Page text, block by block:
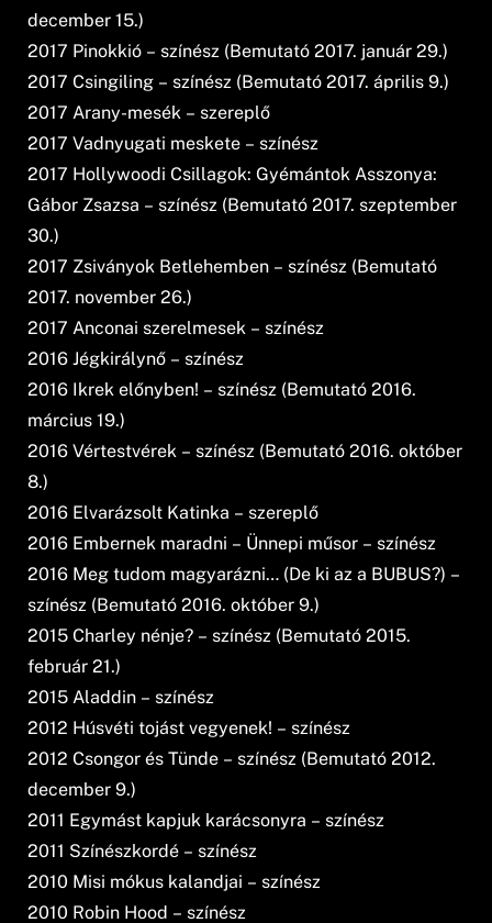
december 15.)
2017 Pinokkió – színész (Bemutató 2017. január 29.)
2017 Csingiling – színész (Bemutató 2017. április 9.)
2017 Arany-mesék – szereplő
2017 Vadnyugati meskete – színész
2017 Hollywoodi Csillagok: Gyémántok Asszonya:
Gábor Zsazsa – színész (Bemutató 2017. szeptember
30.)
2017 Zsiványok Betlehemben – színész (Bemutató
2017. november 26.)
2017 Anconai szerelmesek – színész
2016 Jégkirálynő – színész
2016 Ikrek előnyben! – színész (Bemutató 2016.
március 19.)
2016 Vértestvérek – színész (Bemutató 2016. október
8.)
2016 Elvarázsolt Katinka – szereplő
2016 Embernek maradni – Ünnepi műsor – színész
2016 Meg tudom magyarázni… (De ki az a BUBUS?) –
színész (Bemutató 2016. október 9.)
2015 Charley nénje? – színész (Bemutató 2015.
február 21.)
2015 Aladdin – színész
2012 Húsvéti tojást vegyenek! – színész
2012 Csongor és Tünde – színész (Bemutató 2012.
december 9.)
2011 Egymást kapjuk karácsonyra – színész
2011 Színészkordé – színész
2010 Misi mókus kalandjai – színész
2010 Robin Hood – színész